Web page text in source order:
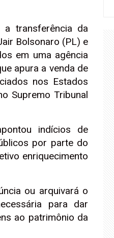
transferência da
Bolsonaro (PL) e
em uma agência
apura a venda de
nos Estados
Supremo Tribunal
indícios de
por parte do
enriquecimento
ou arquivará o
para dar
ao patrimônio da